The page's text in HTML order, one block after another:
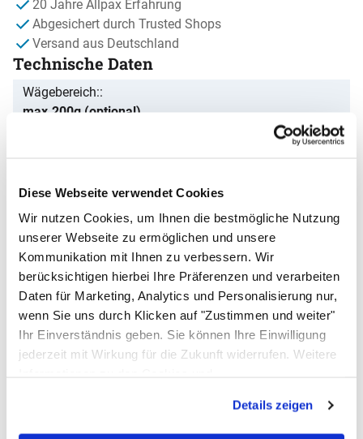
Diese Webseite verwendet Cookies
Wir nutzen Cookies, um Ihnen die bestmögliche Nutzung
unserer Webseite zu ermöglichen und unsere
Kommunikation mit Ihnen zu verbessern. Wir
berücksichtigen hierbei Ihre Präferenzen und verarbeiten
Daten für Marketing, Analytics und Personalisierung nur,
wenn Sie uns durch Klicken auf "Zustimmen und weiter"
Ihr Einverständnis geben. Sie können Ihre Einwilligung
jederzeit mit Wirkung für die Zukunft widerrufen. Weitere
Details zeigen
20 Jahre Allpax Erfahrung
Abgesichert durch Trusted Shops
Versand aus Deutschland
Technische Daten
Wägebereich:
max.200g (optional)
0,02g oder 0,001g(optional)
Stabilisierungszeit (typisch):
3 Sekunden
Gewichtseinheiten:
Gramm (g), % Feuchtigkeit / % Festst.
Automatisch extern